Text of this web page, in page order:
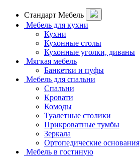
Стандарт Мебель
Мебель для кухни
Кухни
Кухонные столы
Кухонные уголки, диваны
Мягкая мебель
Банкетки и пуфы
Мебель для спальни
Спальни
Кровати
Комоды
Туалетные столики
Прикроватные тумбы
Зеркала
Ортопедические основания
Мебель в гостиную